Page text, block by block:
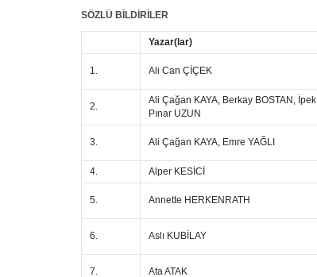
SÖZLÜ BİLDİRİLER
Yazar(lar)
1. Ali Can ÇİÇEK
2.
Ali Çağan KAYA, Berkay BOSTAN, İpek
Pınar UZUN
3. Ali Çağan KAYA, Emre YAĞLI
4.
Alper KESİCİ
5. Annette HERKENRATH
6. Aslı KUBİLAY
7. Ata ATAK